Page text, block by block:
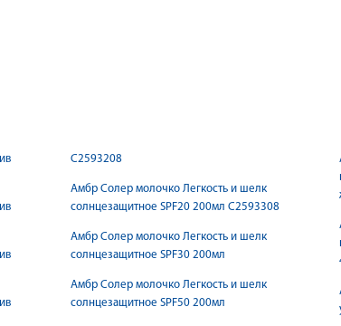
С2593208
Амбр Солер молочко Легкость и шелк
солнцезащитное SPF20 200мл С2593308
Амбр Солер молочко Легкость и шелк
солнцезащитное SPF30 200мл
Амбр Солер молочко Легкость и шелк
солнцезащитное SPF50 200мл